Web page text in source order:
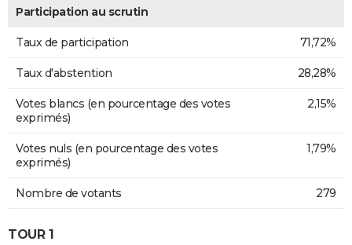
Participation au scrutin
Taux de participation 71,72%
Taux d'abstention 28,28%
Votes blancs (en pourcentage des votes
exprimés)
2,15%
Votes nuls (en pourcentage des votes
exprimés)
1,79%
Nombre de votants 279
TOUR 1